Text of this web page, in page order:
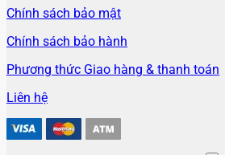
Chính sách bảo mật
Chính sách bảo hành
Phương thức Giao hàng & thanh toán
Liên hệ